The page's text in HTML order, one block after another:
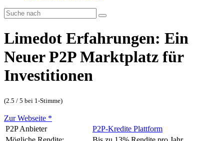
Limedot Erfahrungen: Ein
Neuer P2P Marktplatz für
Investitionen
(2.5 / 5 bei 1-Stimme)
Zur Webseite *
P2P Anbieter
P2P-Kredite Plattform